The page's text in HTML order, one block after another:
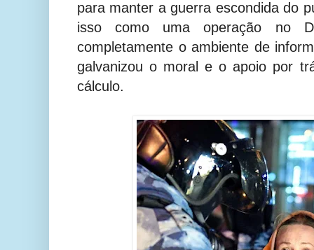
para manter a guerra escondida do
isso como uma operação no
completamente o ambiente de
galvanizou o moral e o apoio por
cálculo.